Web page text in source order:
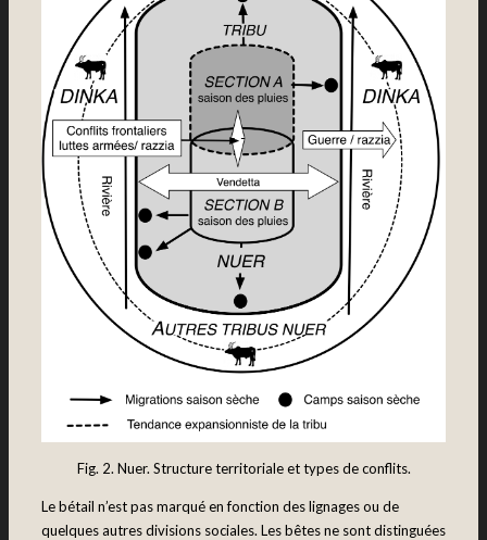
Fig. 2. Nuer. Structure territoriale et types de conflits.
Le bétail n’est pas marqué en fonction des lignages ou de
quelques autres divisions sociales. Les bêtes ne sont distinguées